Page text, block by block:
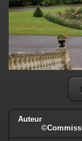
Auteur